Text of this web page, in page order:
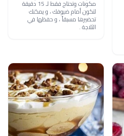
مكونات وتحتاج فقط لـ 15 دقيقة
لتكون أمام ضيوفك ، و يمكنك
تحضيرها مسبقاً ، و حفظها في
الثلاجة .